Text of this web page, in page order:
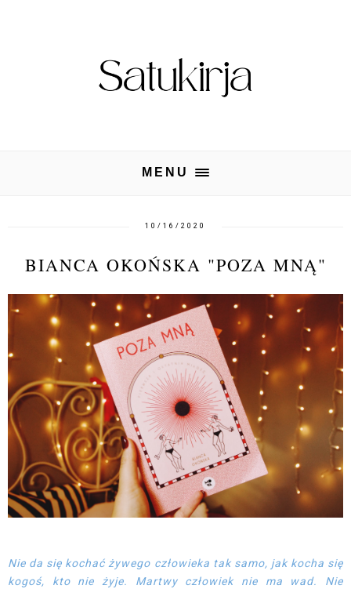
MENU
10/16/2020
BIANCA OKOŃSKA "POZA MNĄ"
Nie da się kochać żywego człowieka tak samo, jak kocha się
kogoś, kto nie żyje. Martwy człowiek nie ma wad. Nie